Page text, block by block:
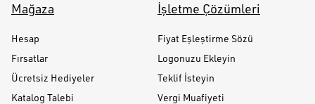
Mağaza
Hesap
Fırsatlar
Ücretsiz Hediyeler
Katalog Talebi
İşletme Çözümleri
Fiyat Eşleştirme Sözü
Logonuzu Ekleyin
Teklif İsteyin
Vergi Muafiyeti